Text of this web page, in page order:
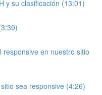
y su clasificación (13:01)
responsive en nuestro sitio
sea responsive (4:26)